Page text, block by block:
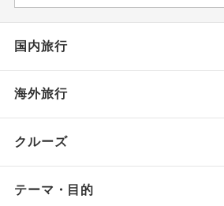
国内旅行
海外旅行
クルーズ
テーマ・目的